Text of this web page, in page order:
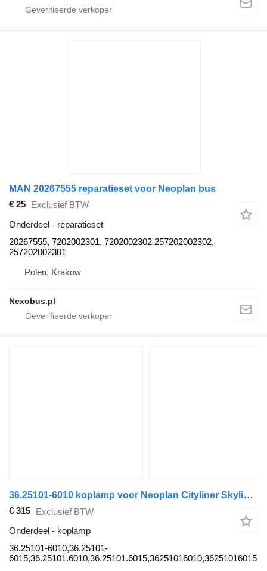
MAN 20267555 reparatieset voor Neoplan bus
€ 25 Exclusief BTW
Onderdeel - reparatieset
20267555, 7202002301, 7202002302 257202002302,
257202002301
Polen, Krakow
Nexobus.pl
36.25101-6010 koplamp voor Neoplan Cityliner Skyliner Starliner bus
€ 315 Exclusief BTW
Onderdeel - koplamp
36.25101-6010,36.25101-
6015,36.25101.6010,36.25101.6015,36251016010,36251016015